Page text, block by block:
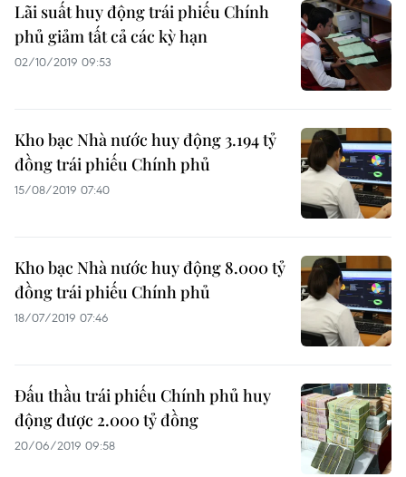
Lãi suất huy động trái phiếu Chính
phủ giảm tất cả các kỳ hạn
02/10/2019 09:53
Kho bạc Nhà nước huy động 3.194 tỷ
đồng trái phiếu Chính phủ
15/08/2019 07:40
Kho bạc Nhà nước huy động 8.000 tỷ
đồng trái phiếu Chính phủ
18/07/2019 07:46
Đấu thầu trái phiếu Chính phủ huy
động được 2.000 tỷ đồng
20/06/2019 09:58